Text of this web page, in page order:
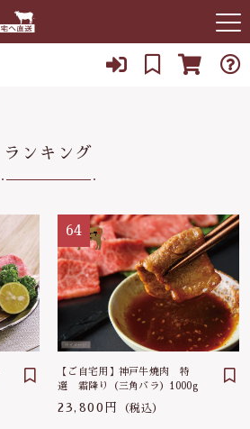
ランキング
64
【ご自宅用】神戸牛焼肉 特
選 霜降り（三角バラ）1000g
23,800円 （税込）
当店について
よくある質問
ブログ
927-3405
日 水曜日、日曜日
用(トレーまたは竹皮）
～10,000円
～15,000円
～20,000円
～25,000円
～30,000円